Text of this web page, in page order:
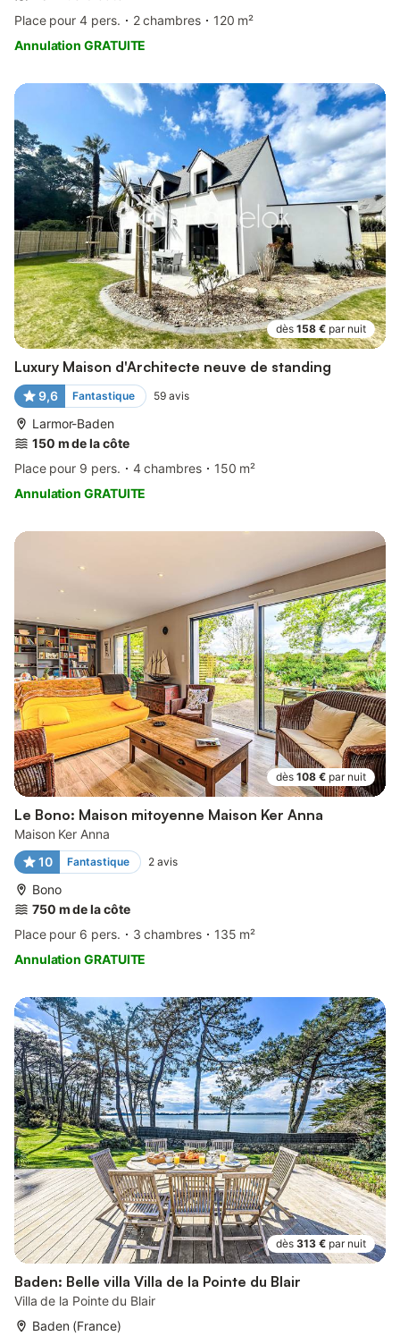
Place pour 4 pers.
2 chambres
120 m²
Annulation GRATUITE
dès 158 € par nuit
Luxury Maison d'Architecte neuve de standing
9,6 Fantastique 59 avis
Larmor-Baden
150 m de la côte
Place pour 9 pers.
4 chambres
150 m²
Annulation GRATUITE
dès 108 € par nuit
Le Bono: Maison mitoyenne Maison Ker Anna
Maison Ker Anna
10
Fantastique 2 avis
Bono
750 m de la côte
Place pour 6 pers.
3 chambres
135 m²
Annulation GRATUITE
dès 313 € par nuit
Baden: Belle villa Villa de la Pointe du Blair
Villa de la Pointe du Blair
Baden (France)